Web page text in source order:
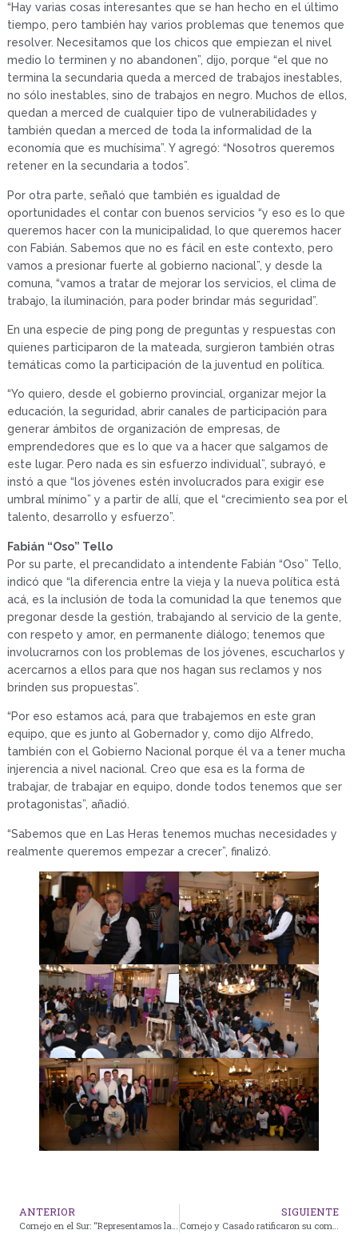
“Hay varias cosas interesantes que se han hecho en el último
tiempo, pero también hay varios problemas que tenemos que
resolver. Necesitamos que los chicos que empiezan el nivel
medio lo terminen y no abandonen”, dijo, porque “el que no
termina la secundaria queda a merced de trabajos inestables,
no sólo inestables, sino de trabajos en negro. Muchos de ellos,
quedan a merced de cualquier tipo de vulnerabilidades y
también quedan a merced de toda la informalidad de la
economía que es muchísima”. Y agregó: “Nosotros queremos
retener en la secundaria a todos”.
Por otra parte, señaló que también es igualdad de
oportunidades el contar con buenos servicios “y eso es lo que
queremos hacer con la municipalidad, lo que queremos hacer
con Fabián. Sabemos que no es fácil en este contexto, pero
vamos a presionar fuerte al gobierno nacional”, y desde la
comuna, “vamos a tratar de mejorar los servicios, el clima de
trabajo, la iluminación, para poder brindar más seguridad”.
En una especie de ping pong de preguntas y respuestas con
quienes participaron de la mateada, surgieron también otras
temáticas como la participación de la juventud en política.
“Yo quiero, desde el gobierno provincial, organizar mejor la
educación, la seguridad, abrir canales de participación para
generar ámbitos de organización de empresas, de
emprendedores que es lo que va a hacer que salgamos de
este lugar. Pero nada es sin esfuerzo individual”, subrayó, e
instó a que “los jóvenes estén involucrados para exigir ese
umbral mínimo” y a partir de allí, que el “crecimiento sea por el
talento, desarrollo y esfuerzo”.
Fabián “Oso” Tello
Por su parte, el precandidato a intendente Fabián “Oso” Tello,
indicó que “la diferencia entre la vieja y la nueva política está
acá, es la inclusión de toda la comunidad la que tenemos que
pregonar desde la gestión, trabajando al servicio de la gente,
con respeto y amor, en permanente diálogo; tenemos que
involucrarnos con los problemas de los jóvenes, escucharlos y
acercarnos a ellos para que nos hagan sus reclamos y nos
brinden sus propuestas”.
“Por eso estamos acá, para que trabajemos en este gran
equipo, que es junto al Gobernador y, como dijo Alfredo,
también con el Gobierno Nacional porque él va a tener mucha
injerencia a nivel nacional. Creo que esa es la forma de
trabajar, de trabajar en equipo, donde todos tenemos que ser
protagonistas”, añadió.
“Sabemos que en Las Heras tenemos muchas necesidades y
realmente queremos empezar a crecer”, finalizó.
ANTERIOR
Cornejo en el Sur: “Representamos la cultura del trabajo y de la producción”
SIGUIENTE
Cornejo y Casado ratificaron su compromiso con las industrias TIC